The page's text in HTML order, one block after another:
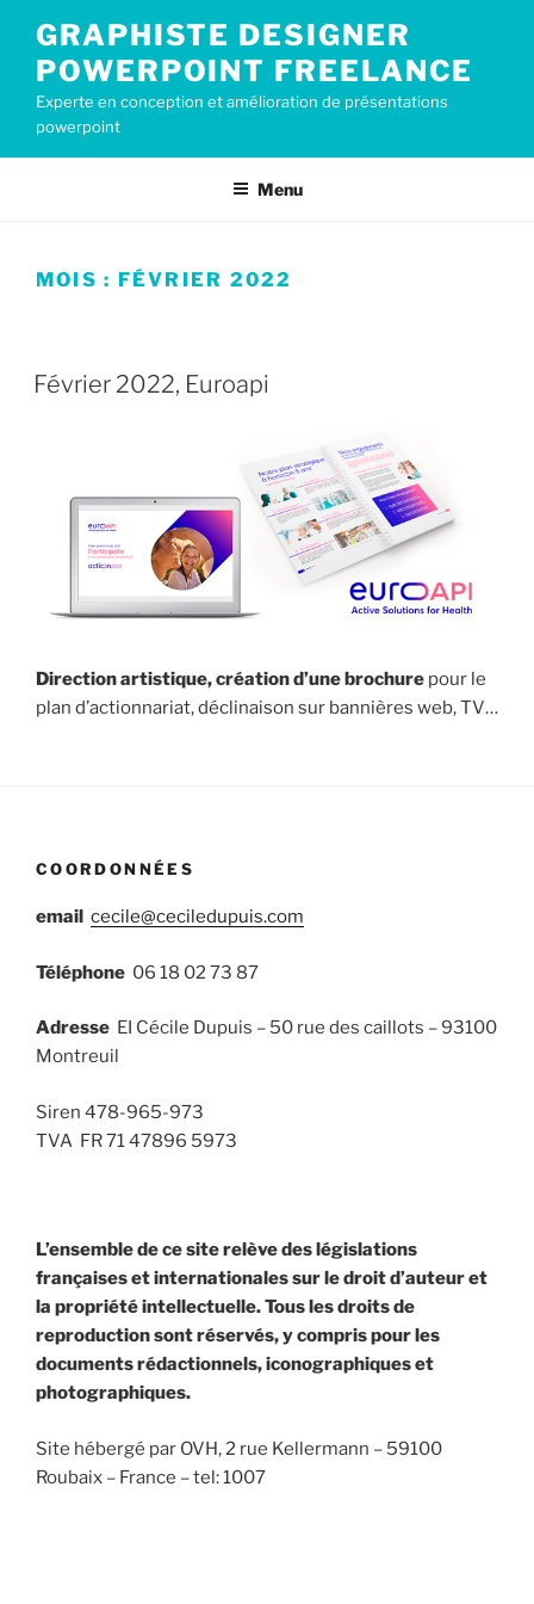
contenu
principal
GRAPHISTE DESIGNER
POWERPOINT FREELANCE
Experte en conception et amélioration de présentations
powerpoint
Menu
MOIS : FÉVRIER 2022
LE
Février 2022, Euroapi
Direction artistique, création d’une brochure pour le
plan d’actionnariat, déclinaison sur bannières web, TV…
COORDONNÉES
email cecile@ceciledupuis.com
Téléphone 06 18 02 73 87
Adresse EI Cécile Dupuis – 50 rue des caillots – 93100
Montreuil
Siren 478-965-973
TVA FR 71 47896 5973
L’ensemble de ce site relève des législations
françaises et internationales sur le droit d’auteur et
la propriété intellectuelle. Tous les droits de
reproduction sont réservés, y compris pour les
documents rédactionnels, iconographiques et
photographiques.
Site hébergé par OVH, 2 rue Kellermann – 59100
Roubaix – France – tel: 1007